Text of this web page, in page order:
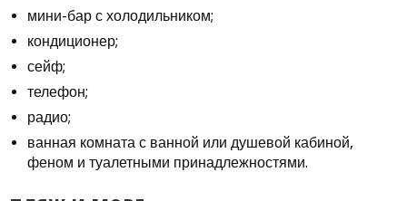
мини-бар с холодильником;
кондиционер;
сейф;
телефон;
радио;
ванная комната с ванной или душевой кабиной,
феном и туалетными принадлежностями.